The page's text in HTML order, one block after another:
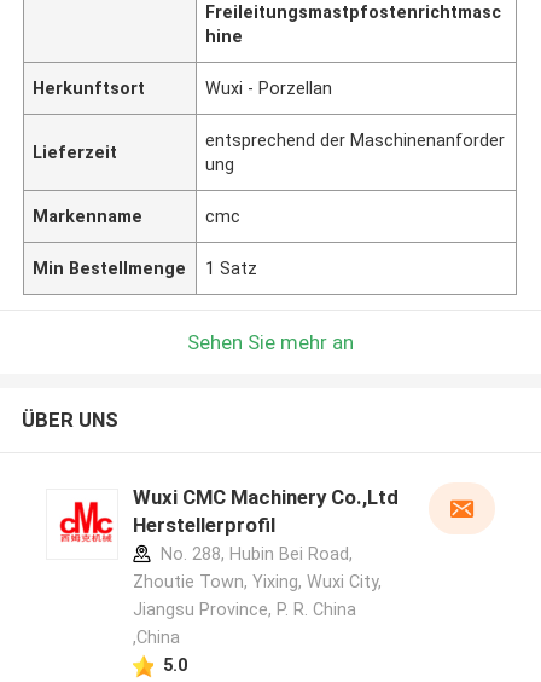
Freileitungsmastpfostenrichtmasc
hine
Herkunftsort Wuxi - Porzellan
Lieferzeit
entsprechend der Maschinenanforder
ung
Markenname cmc
Min Bestellmenge 1 Satz
Sehen Sie mehr an
ÜBER UNS
Wuxi CMC Machinery Co.,Ltd
Herstellerprofil
No. 288, Hubin Bei Road,
Zhoutie Town, Yixing, Wuxi City,
Jiangsu Province, P. R. China
,China
5.0